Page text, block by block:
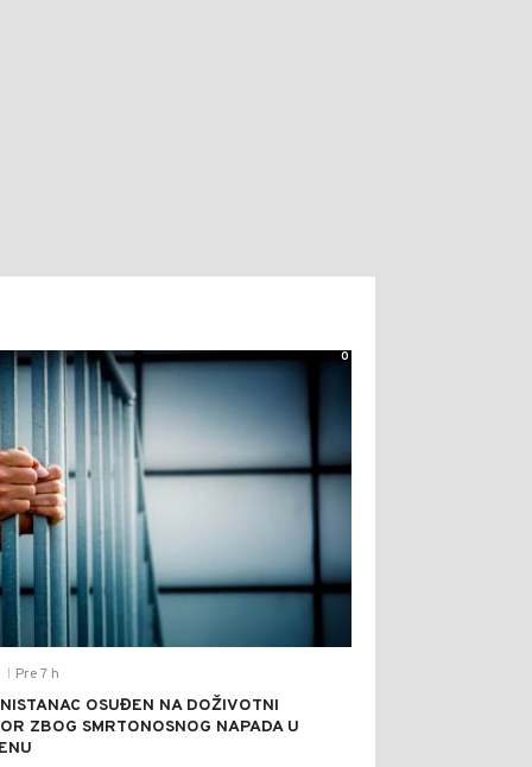
Pre 7 h
OSUĐEN NA DOŽIVOTNI
ZBOG SMRTONOSNOG NAPADA U
0